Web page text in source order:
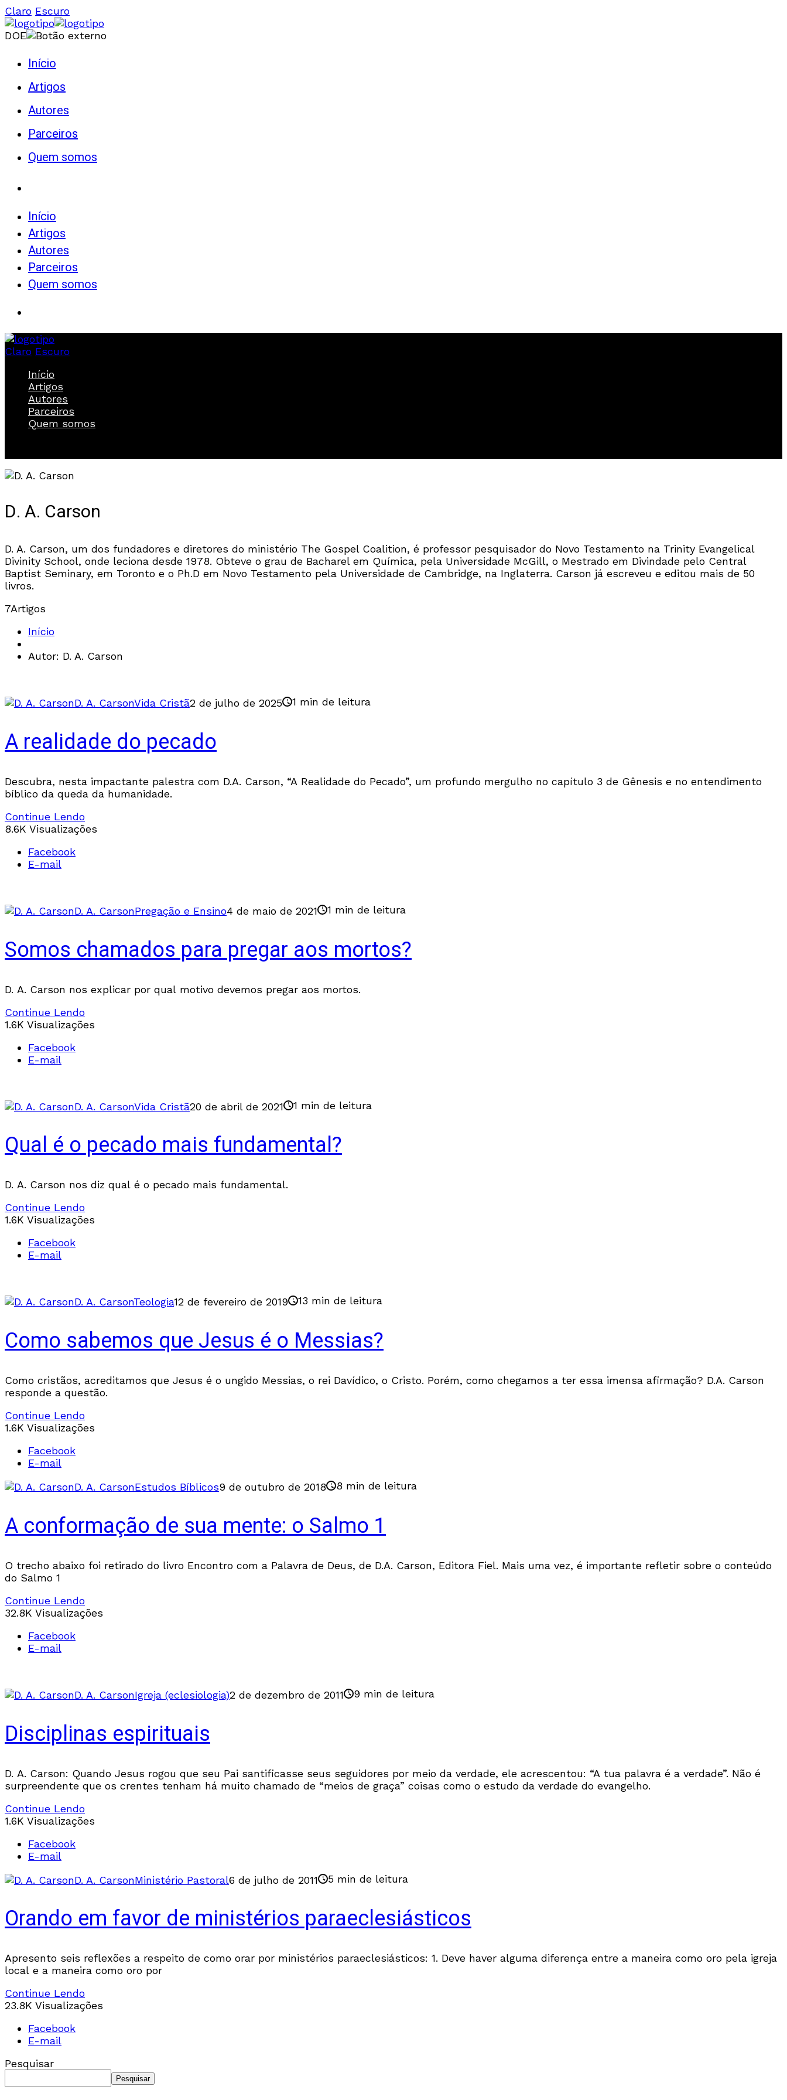
Claro Escuro
DOE
Início
Artigos
Autores
Parceiros
Quem somos
Início
Artigos
Autores
Parceiros
Quem somos
Claro Escuro
Início
Artigos
Autores
Parceiros
Quem somos
D. A. Carson
D. A. Carson, um dos fundadores e diretores do ministério The Gospel Coalition, é professor pesquisador do Novo Testamento na Trinity Evangelical
Divinity School, onde leciona desde 1978. Obteve o grau de Bacharel em Química, pela Universidade McGill, o Mestrado em Divindade pelo Central
Baptist Seminary, em Toronto e o Ph.D em Novo Testamento pela Universidade de Cambridge, na Inglaterra. Carson já escreveu e editou mais de 50
livros.
7Artigos
Início
Autor: D. A. Carson
D. A. CarsonVida Cristã2 de julho de 2025 1 min de leitura
A realidade do pecado
Descubra, nesta impactante palestra com D.A. Carson, “A Realidade do Pecado”, um profundo mergulho no capítulo 3 de Gênesis e no entendimento
bíblico da queda da humanidade.
Continue Lendo
8.6K Visualizações
Facebook
E-mail
D. A. CarsonPregação e Ensino4 de maio de 2021 1 min de leitura
Somos chamados para pregar aos mortos?
D. A. Carson nos explicar por qual motivo devemos pregar aos mortos.
Continue Lendo
1.6K Visualizações
Facebook
E-mail
D. A. CarsonVida Cristã20 de abril de 2021 1 min de leitura
Qual é o pecado mais fundamental?
D. A. Carson nos diz qual é o pecado mais fundamental.
Continue Lendo
1.6K Visualizações
Facebook
E-mail
D. A. CarsonTeologia12 de fevereiro de 2019 13 min de leitura
Como sabemos que Jesus é o Messias?
Como cristãos, acreditamos que Jesus é o ungido Messias, o rei Davídico, o Cristo. Porém, como chegamos a ter essa imensa afirmação? D.A. Carson
responde a questão.
Continue Lendo
1.6K Visualizações
Facebook
E-mail
D. A. CarsonEstudos Bíblicos9 de outubro de 2018 8 min de leitura
A conformação de sua mente: o Salmo 1
O trecho abaixo foi retirado do livro Encontro com a Palavra de Deus, de D.A. Carson, Editora Fiel. Mais uma vez, é importante refletir sobre o conteúdo
do Salmo 1
Continue Lendo
32.8K Visualizações
Facebook
E-mail
D. A. CarsonIgreja (eclesiologia)2 de dezembro de 2011 9 min de leitura
Disciplinas espirituais
D. A. Carson: Quando Jesus rogou que seu Pai santificasse seus seguidores por meio da verdade, ele acrescentou: “A tua palavra é a verdade”. Não é
surpreendente que os crentes tenham há muito chamado de “meios de graça” coisas como o estudo da verdade do evangelho.
Continue Lendo
1.6K Visualizações
Facebook
E-mail
D. A. CarsonMinistério Pastoral6 de julho de 2011 5 min de leitura
Orando em favor de ministérios paraeclesiásticos
Apresento seis reflexões a respeito de como orar por ministérios paraeclesiásticos: 1. Deve haver alguma diferença entre a maneira como oro pela igreja
local e a maneira como oro por
Continue Lendo
23.8K Visualizações
Facebook
E-mail
Pesquisar
Pesquisar